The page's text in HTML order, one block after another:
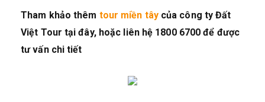
Tham khảo thêm tour miền tâycủa công ty Đất
Việt Tour tại đây, hoặc liên hệ 1800 6700 để được
tư vấn chi tiết